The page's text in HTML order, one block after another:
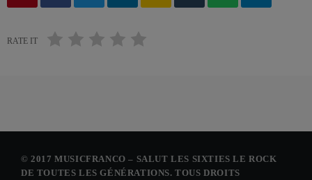
RATE IT
© 2017 MUSICFRANCO – SALUT LES SIXTIES LE ROCK
DE TOUTES LES GÉNÉRATIONS. TOUS DROITS